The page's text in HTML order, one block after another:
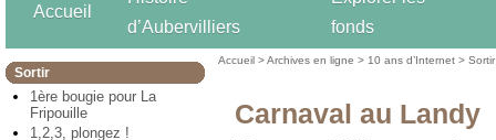
Accueil
d’Aubervilliers
fonds
Sortir
1ère bougie pour La
Fripouille
1,2,3, plongez !
Accueil >Archives en ligne > 10 ans d’Internet >Sortir
Carnaval au Landy